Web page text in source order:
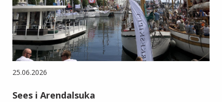
25.06.2026
Sees i Arendalsuka